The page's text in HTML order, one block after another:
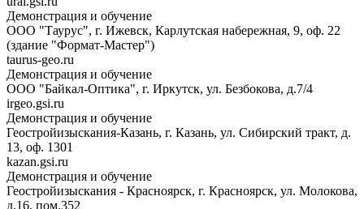
Демонстрация и обучение
ООО "Таурус", г. Ижевск, Карлутская набережная, 9, оф. 22
(здание "Формат-Мастер")
taurus-geo.ru
Демонстрация и обучение
ООО "Байкал-Оптика", г. Иркутск, ул. Безбокова, д.7/4
irgeo.gsi.ru
Демонстрация и обучение
Геостройизыскания-Казань, г. Казань, ул. Сибирский тракт, д.
13, оф. 1301
kazan.gsi.ru
Демонстрация и обучение
Геостройизыскания - Красноярск, г. Красноярск, ул. Молокова,
д.16, пом.352